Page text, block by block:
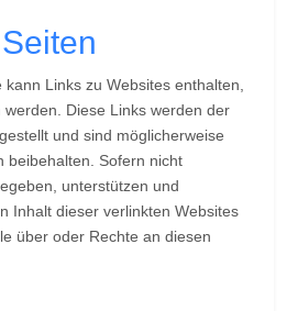
Links zu Websites enthalten,
Diese Links werden der
und sind möglicherweise
beibehalten. Sofern nicht
unterstützen und
Inhalt dieser verlinkten Websites
über oder Rechte an diesen